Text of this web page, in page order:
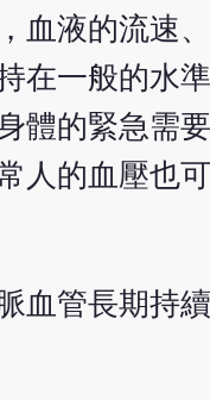
血液的流速
在一般的水
體的緊急需
人的血壓也
血管長期持